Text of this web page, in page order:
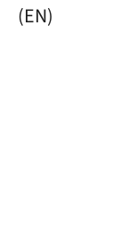
(EN)